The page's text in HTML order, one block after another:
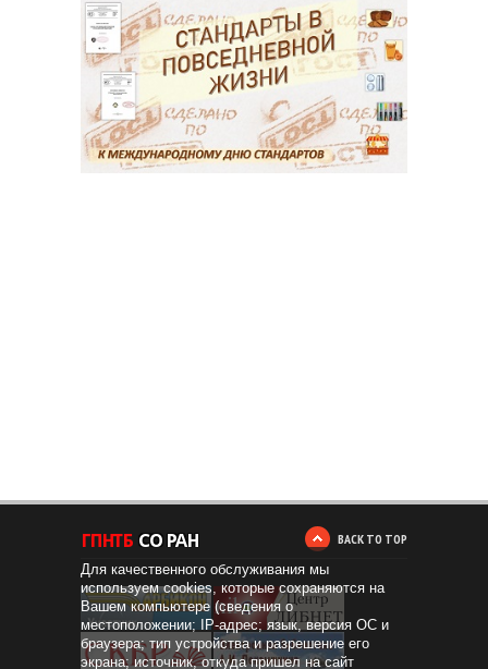
BACK TO TOP
Для качественного обслуживания мы
используем cookies, которые сохраняются на
Вашем компьютере (сведения о
местоположении; IP-адрес; язык, версия ОС и
браузера; тип устройства и разрешение его
экрана; источник, откуда пришел на сайт